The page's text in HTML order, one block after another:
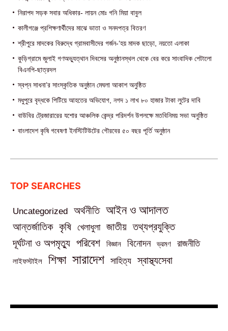
নিরাপদ সড়ক সবার অধিকার- লায়ন মোঃ গনি মিয়া বাবুল
কালীগঞ্জে প্রশিক্ষণার্থীদের মাঝে ভাতা ও সনদপত্র বিতরণ
শ্রীপুরে মাদকের বিরুদ্ধে গ্রামবাসীদের গর্জন-‘হয় মাদক ছাড়ো, নয়তো এলাকা
কুড়িগ্রামে জুলাই গণঅভ্যুত্থান দিবসের অনুষ্ঠানস্থল থেকে বের করে সাংবাদিক পেটালো
বিএনপি-ছাত্রদল
স্বপ্ন সাধনা’র সাংস্কৃতিক অনুষ্ঠান মেঘলা আকাশ অনুষ্ঠিত
মধুপুরে বৃদ্ধকে পিটিয়ে আহতের অভিযোগ, নগদ ১ লাখ ৮০ হাজার টাকা লুটের দাবি
বাউবির ট্রেজারারের যশোর আঞ্চলিক কেন্দ্র পরিদর্শন উপলক্ষে মতবিনিময় সভা অনুষ্ঠিত
বাংলাদেশ কৃষি গবেষণা ইনস্টিটিউটের গৌরবের ৫০ বছর পূর্তি অনুষ্ঠান
TOP SEARCHES
Uncategorized অর্থনীতি আইন ও আদালত
আন্তর্জাতিক কৃষি খেলাধুলা জাতীয় তথ্যপ্রযুক্তি
দূর্ঘটনা ও অপমৃত্যু পরিবেশ বিজ্ঞান বিনোদন ভ্রমণ রাজনীতি
লাইফস্টাইল শিক্ষা সারাদেশ সাহিত্য স্বাস্থ্যসেবা